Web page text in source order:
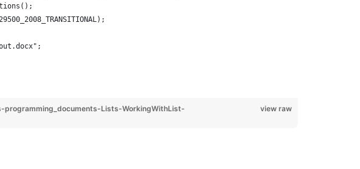
view raw
Lists-WorkingWithList-